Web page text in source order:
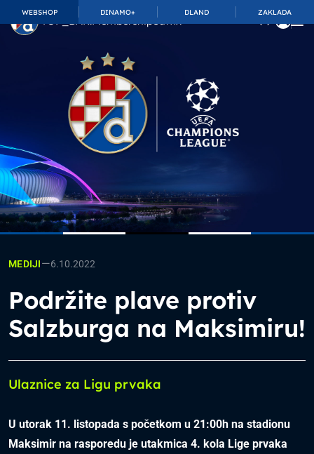
WEBSHOP DINAMO+ DLAND ZAKLADA
TOP_BAR.MembershipSuffix
MEDIJI—6.10.2022
Podržite plave protiv
Salzburga na Maksimiru!
Ulaznice za Ligu prvaka
U utorak 11. listopada s početkom u 21:00h na stadionu
Maksimir na rasporedu je utakmica 4. kola Lige prvaka